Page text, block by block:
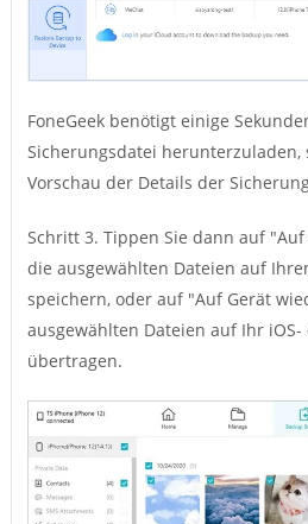
FoneGeek benötigt einige
Sicherungsdatei herunterzuladen,
Vorschau der Details der
Schritt 3. Tippen Sie dann auf
die ausgewählten Dateien auf
speichern, oder auf "Auf Gerät
ausgewählten Dateien auf Ihr
übertragen.